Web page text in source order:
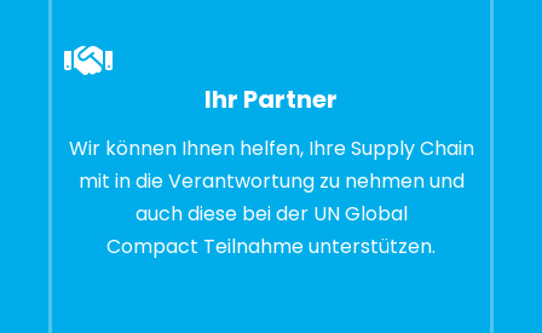
Ihr Partner
Wir können Ihnen helfen, Ihre Supply Chain
mit in die Verantwortung zu nehmen und
auch diese bei der UN Global
Compact Teilnahme unterstützen.